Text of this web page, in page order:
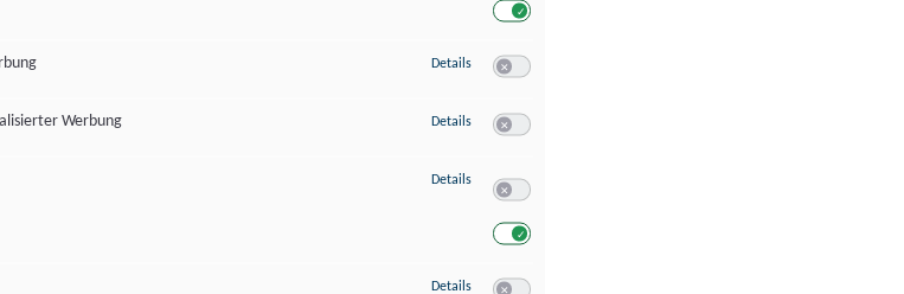
Details zu Erstellung von Profilen für personalisierte Werbung
Werbung
Details zu Verwendung von Profilen zur Auswahl personalisierter Werbung
Details zu Messung der Werbeleistung
Details zu Messung der Performance von Inhalten